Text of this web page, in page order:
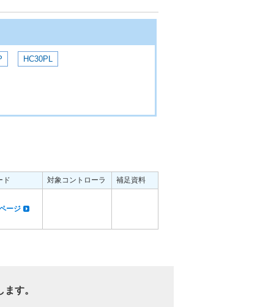
HC30PL
ド 対象コントローラ
補足資料
ージ
す。